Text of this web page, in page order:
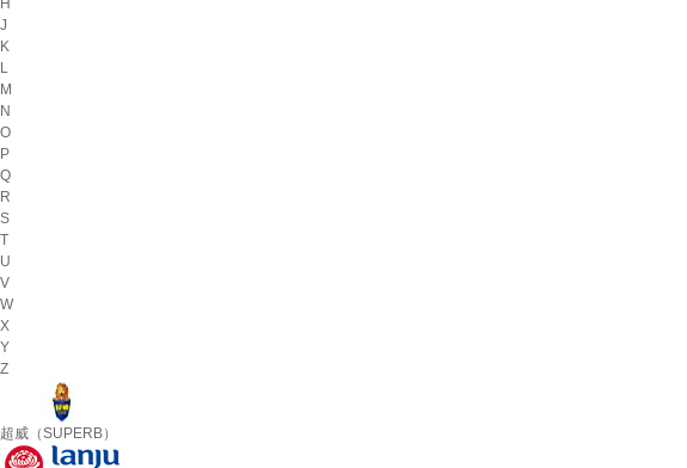
H
J
K
L
M
N
O
P
Q
R
S
T
U
V
W
X
Y
Z
超威（SUPERB）